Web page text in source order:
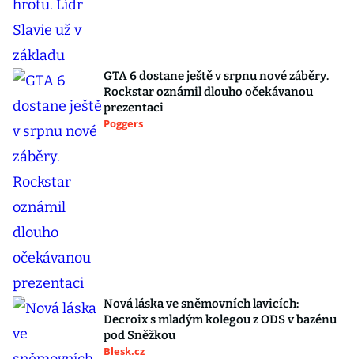
GTA 6 dostane ještě v srpnu nové záběry.
Rockstar oznámil dlouho očekávanou
prezentaci
Poggers
Nová láska ve sněmovních lavicích:
Decroix s mladým kolegou z ODS v bazénu
pod Sněžkou
Blesk.cz